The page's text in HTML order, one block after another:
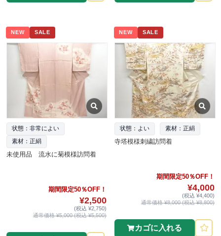
NEW SALE
状態：非常によい
素材：正絹
未使用品 流水に菊模様訪問着
期間限定50％OFF！
¥2,500
(税込 ¥2,750)
通常価格 ¥5,000 (税込 ¥5,500)
NEW SALE
状態：よい 素材：正絹
寺塔模様刺繍訪問着
期間限定50％OFF！
¥4,000
(税込 ¥4,400)
通常価格 ¥8,000 (税込 ¥8,800)
カゴに入れる